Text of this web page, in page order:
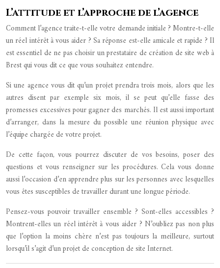
L’attitude et l’approche de l’agence
Comment l’agence traite-t-elle votre demande initiale ? Montre-t-elle
un réel intérêt à vous aider ? Sa réponse est-elle amicale et rapide ? Il
est essentiel de ne pas choisir un prestataire de création de site web à
Brest qui vous dit ce que vous souhaitez entendre.
Si une agence vous dit qu’un projet prendra trois mois, alors que les
autres disent par exemple six mois, il se peut qu’elle fasse des
promesses excessives pour gagner des marchés. Il est aussi important
d’arranger, dans la mesure du possible une réunion physique avec
l’équipe chargée de votre projet.
De cette façon, vous pourrez discuter de vos besoins, poser des
questions et vous renseigner sur les procédures. Cela vous donne
aussi l’occasion d’en apprendre plus sur les personnes avec lesquelles
vous êtes susceptibles de travailler durant une longue période.
Pensez-vous pouvoir travailler ensemble ? Sont-elles accessibles ?
Montrent-elles un réel intérêt à vous aider ? N’oubliez pas non plus
que l’option la moins chère n’est pas toujours la meilleure, surtout
lorsqu’il s’agit d’un projet de conception de site Internet.